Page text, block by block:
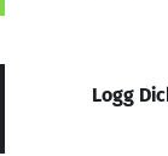
Logg